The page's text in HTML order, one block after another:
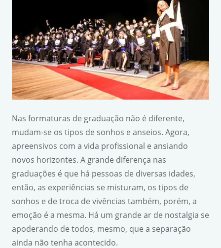
Nas formaturas de graduação não é diferente,
mudam-se os tipos de sonhos e anseios. Agora,
apreensivos com a vida profissional e ansiando
novos horizontes. A grande diferença nas
graduações é que há pessoas de diversas idades,
então, as experiências se misturam, os tipos de
sonhos e de troca de vivências também, porém, a
emoção é a mesma. Há um grande ar de nostalgia se
apoderando de todos, mesmo, que a separação
ainda não tenha acontecido.